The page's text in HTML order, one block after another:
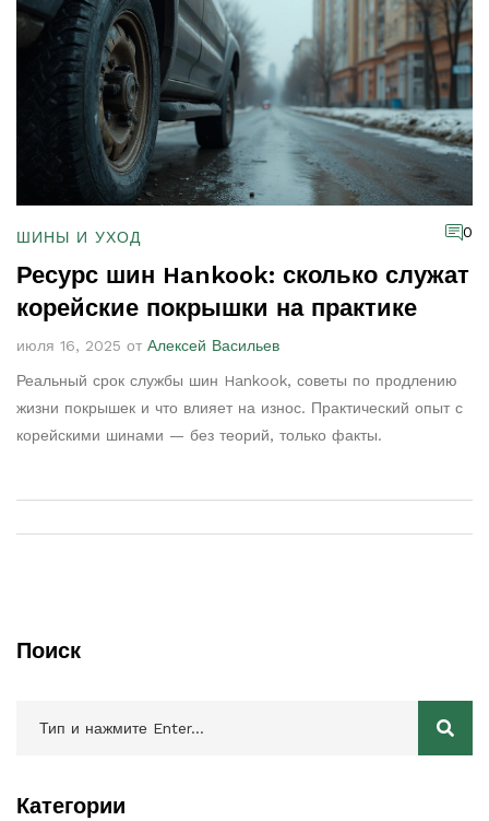
ШИНЫ И УХОД 0
Ресурс шин Hankook: сколько служат
корейские покрышки на практике
июля 16, 2025 от Алексей Васильев
Реальный срок службы шин Hankook, советы по продлению
жизни покрышек и что влияет на износ. Практический опыт с
корейскими шинами — без теорий, только факты.
Поиск
Категории